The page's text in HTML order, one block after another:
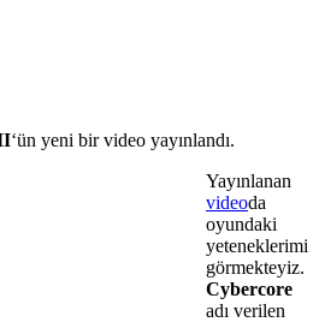
‘ün yeni bir video yayınlandı.
Yayınlanan
videoda
oyundaki
yeteneklerimi
görmekteyiz.
Cybercore
adı verilen